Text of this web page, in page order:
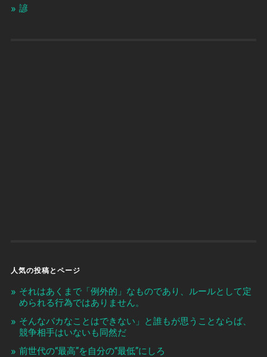
諺
人気の投稿とページ
それはあくまで「例外的」なものであり、ルールとして定
められる行為ではありません。
そんなバカなことはできない」と誰もが思うことならば、
競争相手はいないも同然だ
前世代の“最高”を自分の“最低”にしろ